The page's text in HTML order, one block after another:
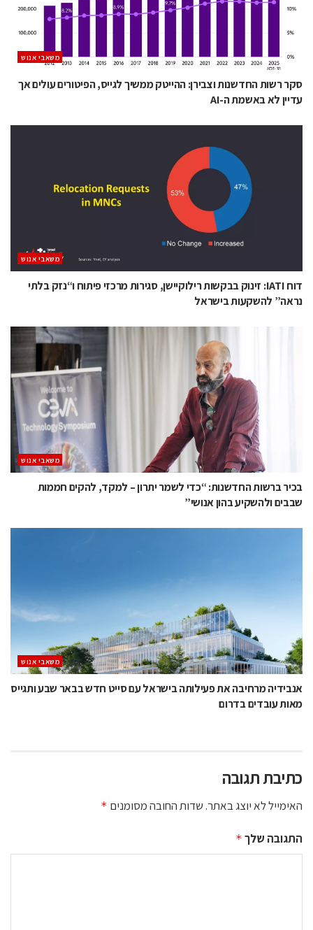
משאבי אנוש
סקר רשות החדשנות וצבירן: ההייטק ממשיך לגייס, הפיטורים עולים אך
עדיין לא באשמת ה-AI
משאבי אנוש
דוח IATI: זינוק בבקשות רילוקיישן, סגירות מרכזי פיתוח ו“נזק בלתי
נראה” להשקעות בישראל
משאבי אנוש
בכיר ברשות החדשנות: “כדי לשמר יתרון – למקד, להקים חממות
שבבים ולהשקיע בהון אנושי”
משאבי אנוש
אנבידיה מרחיבה את פעילותה בישראל עם סייט חדש בבאר שבע ותגייס
מאות עובדים בדרום
כתיבת תגובה
האימייל לא יוצג באתר.שדות החובה מסומנים *
התגובה שלך *